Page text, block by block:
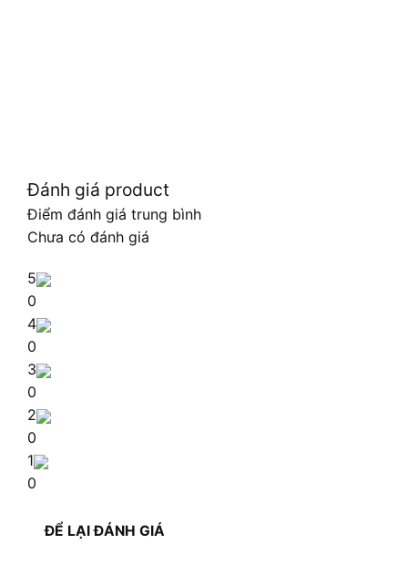
Đánh giá product
Điểm đánh giá trung bình
Chưa có đánh giá
5
0
4
0
3
0
2
0
1
0
ĐỂ LẠI ĐÁNH GIÁ